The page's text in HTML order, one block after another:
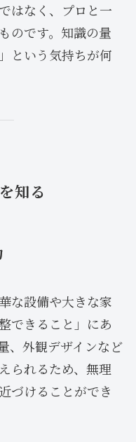
はなく、プロと一
のです。知識の量
という気持ちが何
知る
な設備や大きな家
できること」にあ
、外観デザインなど
られるため、無理
づけることができ